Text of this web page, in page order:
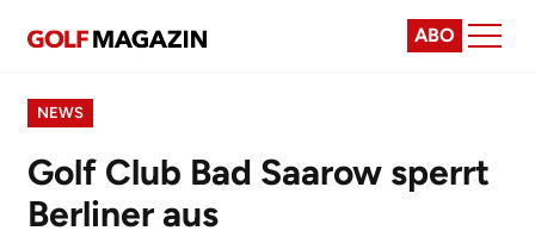
ABO
NEWS
Golf Club Bad Saarow sperrt
Berliner aus